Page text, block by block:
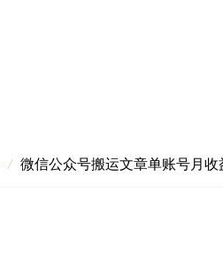
/ 微信公众号搬运文章单账号月